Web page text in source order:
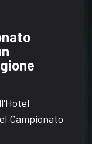
Campionato